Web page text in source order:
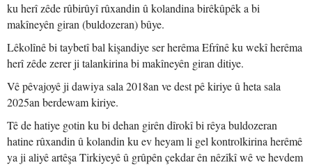
ku herî zêde rûbirûyî rûxandin û kolandina birêkûpêk a bi
makîneyên giran (buldozeran) bûye.
Lêkolînê bi taybetî bal kişandiye ser herêma Efrînê ku wekî herêma
herî zêde zerer ji talankirina bi makîneyên giran ditiye.
Vê pêvajoyê ji dawiya sala 2018an ve dest pê kiriye û heta sala
2025an berdewam kiriye.
Tê de hatiye gotin ku bi dehan girên dîrokî bi rêya buldozeran
hatine rûxandin û kolandin ku ev heyam li gel kontrolkirina herêmê
ya ji aliyê artêşa Tirkiyeyê û grûpên çekdar ên nêzîkî wê ve hevdem